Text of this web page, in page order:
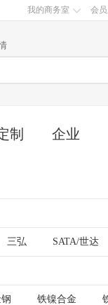
我的商务室 会
制 企业
三弘 SATA/世达
铁镍合金